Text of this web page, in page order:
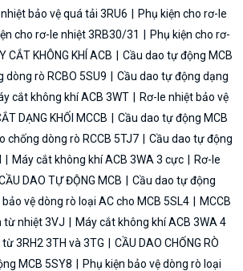
bảo vệ quá tải 3RU6
Phụ kiện cho rơ-le
cho rơ-le nhiệt 3RB30/31
Phụ kiện cho rơ-
CẮT KHÔNG KHÍ ACB
Cầu dao tự động MCB
dòng rò RCBO 5SU9
Cầu dao tự động dạng
cắt không khí ACB 3WT
Rơ-le nhiệt bảo vệ
DẠNG KHỐI MCCB
Cầu dao tự động MCB
chống dòng rò RCCB 5TJ7
Cầu dao tự động
Máy cắt không khí ACB 3WA 3 cực
Rơ-le
DAO TỰ ĐỘNG MCB
Cầu dao tự động
bảo vệ dòng rò loại AC cho MCB 5SL4
MCCB
từ nhiệt 3VJ
Máy cắt không khí ACB 3WA 4
3RH2 3TH và 3TG
CẦU DAO CHỐNG RÒ
MCB 5SY8
Phụ kiện bảo vệ dòng rò loại